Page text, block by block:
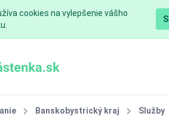
cookies na vylepšenie vášho
Banskobystrický kraj Služby